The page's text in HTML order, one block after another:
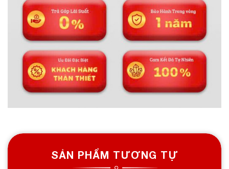
SẢN PHẨM TƯƠNG TỰ